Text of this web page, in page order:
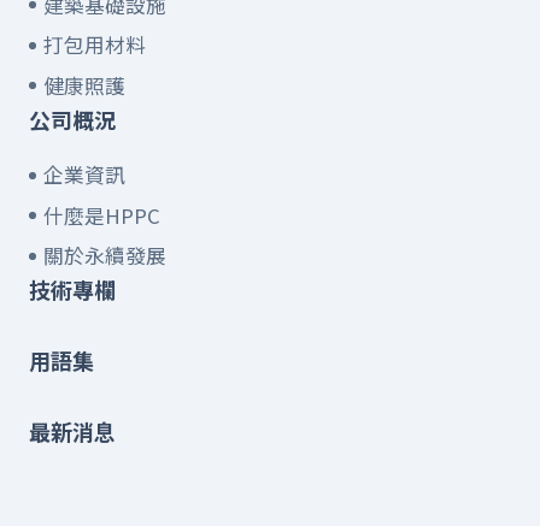
打包用材料
健康照護
公司概況
企業資訊
什麼是HPPC
關於永續發展
技術專欄
用語集
最新消息